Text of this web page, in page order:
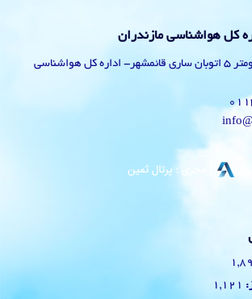
کل هواشناسی مازندران
آدرس: ساری – کیلومتر 5 اتوبان ساری قائمشهر- اداره کل هواشناسی
1,121